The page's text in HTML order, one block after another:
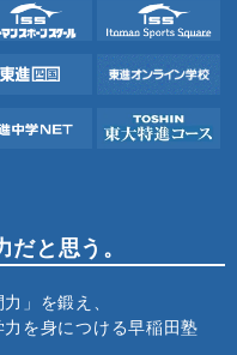
と思う。
力」を鍛え、
力を身につける早稲田塾